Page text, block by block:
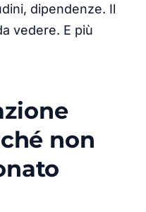
dipendenze. Il
vedere. E più
non